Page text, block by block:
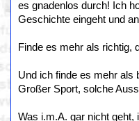
es gnadenlos durch! Ich
Geschichte eingeht und
Finde es mehr als richtig,
Und ich finde es mehr als
Großer Sport, solche
Was i.m.A. gar nicht geht,